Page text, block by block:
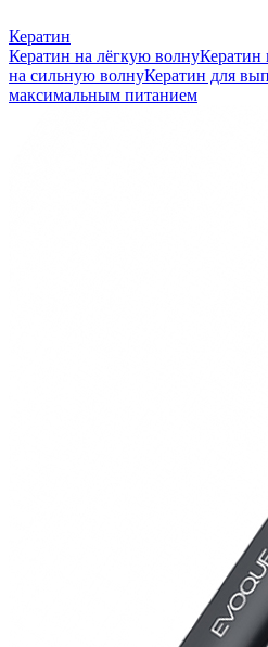
Кератин
Кератин на лёгкую волнуКератин
на сильную волнуКератин для
максимальным питанием